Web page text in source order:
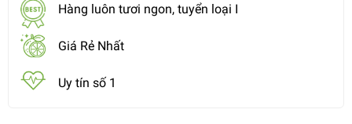
Hàng luôn tươi ngon, tuyển loại I
Giá Rẻ Nhất
Uy tín số 1